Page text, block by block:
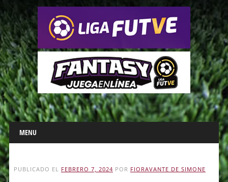
Main menu
Skip
to
content
MENU
PUBLICADO EL FEBRERO 7, 2024 POR FIORAVANTE DE SIMONE